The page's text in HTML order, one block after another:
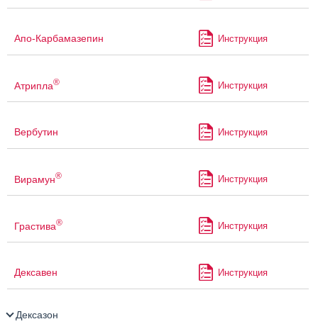
Апо-Карбамазепин Инструкция
Атрипла® Инструкция
Вербутин Инструкция
Вирамун® Инструкция
Грастива® Инструкция
Дексавен Инструкция
Дексазон